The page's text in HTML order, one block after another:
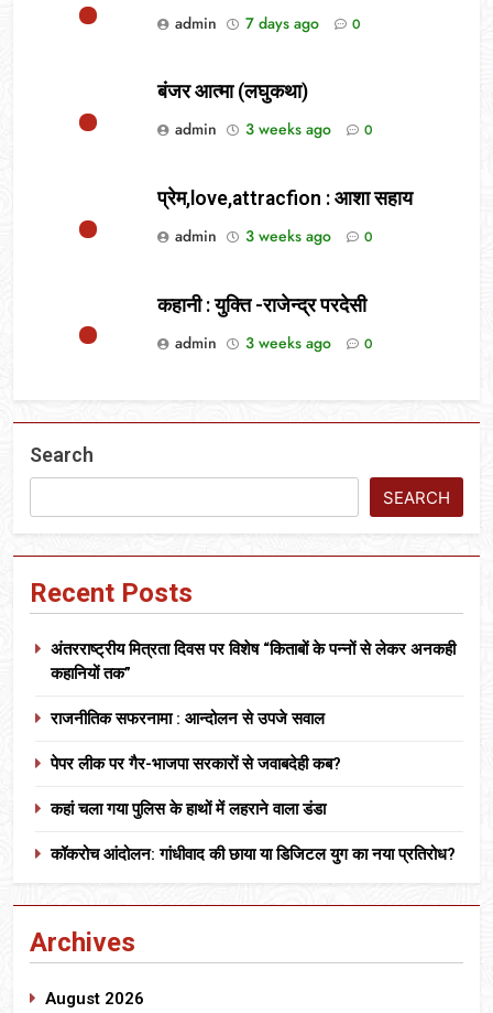
admin
7 days ago 0
बंजर आत्मा (लघुकथा)
admin
3 weeks ago 0
प्रेम,love,attracfion : आशा सहाय
admin
3 weeks ago 0
कहानी : युक्ति -राजेन्द्र परदेसी
admin
3 weeks ago 0
Search
SEARCH
Recent Posts
अंतरराष्ट्रीय मित्रता दिवस पर विशेष “किताबों के पन्नों से लेकर अनकही
कहानियों तक”
राजनीतिक सफरनामा : आन्दोलन से उपजे सवाल
पेपर लीक पर गैर-भाजपा सरकारों से जवाबदेही कब?
कहां चला गया पुलिस के हाथों में लहराने वाला डंडा
कॉकरोच आंदोलन: गांधीवाद की छाया या डिजिटल युग का नया प्रतिरोध?
Archives
August 2026